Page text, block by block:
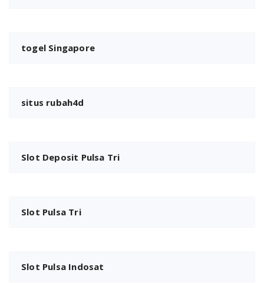
togel Singapore
situs rubah4d
Slot Deposit Pulsa Tri
Slot Pulsa Tri
Slot Pulsa Indosat